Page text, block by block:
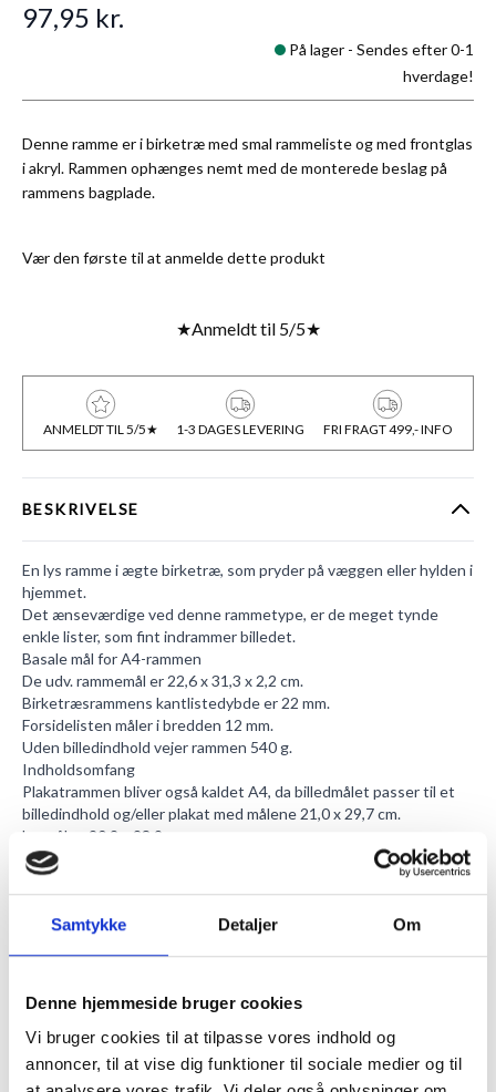
Samtykke Detaljer Om
Denne hjemmeside bruger cookies
Vi bruger cookies til at tilpasse vores indhold og
annoncer, til at vise dig funktioner til sociale medier og til
Denne ramme er i birketræ med smal rammeliste og med frontglas
i akryl. Rammen ophænges nemt med de monterede beslag på
rammens bagplade.
Vær den første til at anmelde dette produkt
97,95 kr.
På lager - Sendes efter 0-1
hverdage!
★Anmeldt til 5/5★
ANMELDT TIL 5/5★ 1-3 DAGES LEVERING FRI FRAGT 499,- INFO
BESKRIVELSE
En lys ramme i ægte birketræ, som pryder på væggen eller hylden i
hjemmet.
Det ænseværdige ved denne rammetype, er de meget tynde
enkle lister, som fint indrammer billedet.
Basale mål for A4-rammen
De udv. rammemål er 22,6 x 31,3 x 2,2 cm.
Birketræsrammens kantlistedybde er 22 mm.
Forsidelisten måler i bredden 12 mm.
Uden billedindhold vejer rammen 540 g.
Indholdsomfang
Plakatrammen bliver også kaldet A4, da billedmålet passer til et
billedindhold og/eller plakat med målene 21,0 x 29,7 cm.
Lysmål er 20,2 x 28,9 cm.
Max dybde af billedindhold er 3 mm.
Lav et naturligt, beskyttende pusterum mellem frontglas og
vores syrefriepassepartouter. Fås i mange forskellige størrelser
Glasset er farveneutralt, og derfor er der ingen tone af grønligt
skær at spore.
De skarpe farver og kontraster kommer bedst til udtryk, da
lysgennemtrængelsen af frontglasset er 78%.